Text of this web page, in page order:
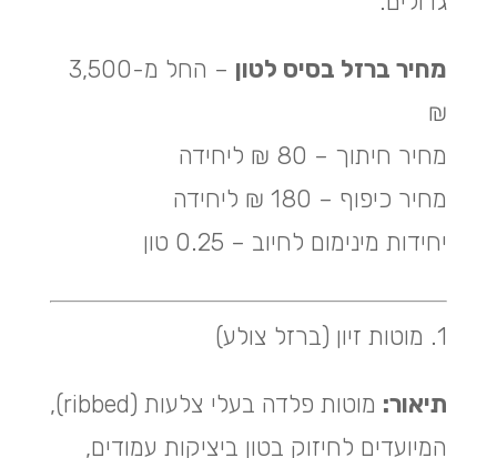
מחיר ברזל בסיס לטון
– החל מ-3,500
₪
מחיר חיתוך – 80 ₪ ליחידה
מחיר כיפוף – 180 ₪ ליחידה
יחידות מינימום לחיוב – 0.25 טון
1. מוטות זיון (ברזל צולע)
תיאור:
מוטות פלדה בעלי צלעות (ribbed),
המיועדים לחיזוק בטון ביציקות עמודים,